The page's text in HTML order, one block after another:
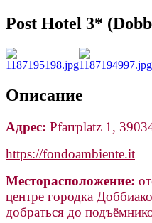
Post Hotel 3*
Описание
Адрес: Pfarrplatz 1,
https://fondoambiente.it
Месторасположение:
центре городка
добраться до